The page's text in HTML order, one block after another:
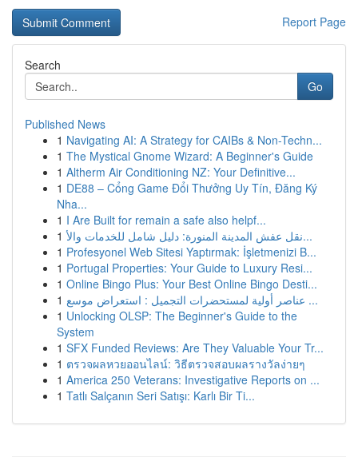
Report Page
Search
Go
Published News
1 Navigating AI: A Strategy for CAIBs & Non-Techn...
1 The Mystical Gnome Wizard: A Beginner's Guide
1 Altherm Air Conditioning NZ: Your Definitive...
1 DE88 – Cổng Game Đổi Thưởng Uy Tín, Đăng Ký
Nha...
1 I Are Built for remain a safe also helpf...
1
نقل عفش المدينة المنورة: دليل شامل للخدمات والأ...
1 Profesyonel Web Sitesi Yaptırmak: İşletmenizi B...
1 Portugal Properties: Your Guide to Luxury Resi...
1 Online Bingo Plus: Your Best Online Bingo Desti...
1
عناصر أولية لمستحضرات التجميل : استعراض موسع ...
1 Unlocking OLSP: The Beginner's Guide to the
System
1 SFX Funded Reviews: Are They Valuable Your Tr...
1 ตรวจผลหวยออนไลน์: วิธีตรวจสอบผลรางวัลง่ายๆ
1 America 250 Veterans: Investigative Reports on ...
1 Tatlı Salçanın Seri Satışı: Karlı Bir Ti...